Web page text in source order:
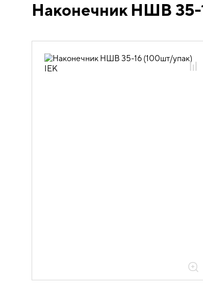
08. Изделия электромонтажные и
инструменты
соединители и ответвители
08.01.01 Наконечники, клеммы и
Наконечник НШВ 35-